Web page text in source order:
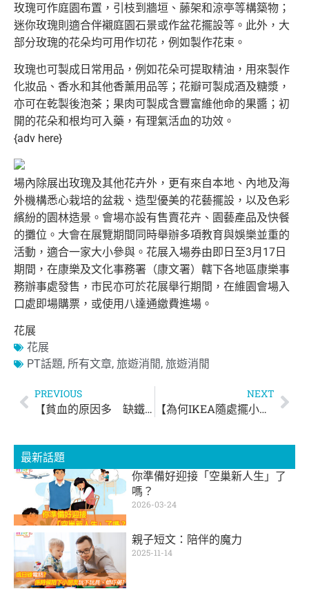
玫瑰可作庭園布置，引枝到牆垣、藤架和涼亭等構築物；
迷你玫瑰則適合伴襯庭園石景或作盆花擺設等。此外， 大
部分玫瑰的花朵均可用作切花，例如製作花束。
玫瑰也可製成日常用品，例如花朵可提取精油，用來製作
化妝品、 香水和其他香薰用品等；花瓣可製成酒及糖漿，
亦可在乾製後泡茶； 果肉可製成含豐富維他命的果醬；初
開的花朵和根均可入藥， 有理氣活血的功效。
{adv here}
場內除展出玫瑰及其他花卉外，更有來自本地、 內地及海
外機構悉心栽培的盆栽、造型優美的花藝擺設， 以及色彩
繽紛的園林造景。會場亦設有售賣花卉、 園藝產品及快餐
的攤位。 大會在展覽期間同時舉辦多項教育與娛樂並重的
活動， 適合一家大小參與。花展入場券由即日至3月17日
期間， 在康樂及文化事務署（康文署）轄下各地區康樂事
務辦事處發售， 市民亦可於花展舉行期間，在維園會場入
口處即場購票， 或使用八達通繳費進場。
花展
花展
PT話題, 所有文章, 旅遊消閒, 旅遊消閒
PREVIOUS
【貧血的原因多 缺鐵性貧血佔多數】
NEXT
【為何IKEA隨處擺小蠟燭、除塵黏把？】
最新話題
你準備好迎接「空巢新人生」了
嗎？
2026-03-24
親子短文：陪伴的魔力
2025-11-14